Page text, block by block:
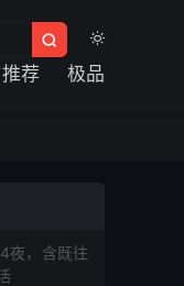


推荐 极品
夜，含既往